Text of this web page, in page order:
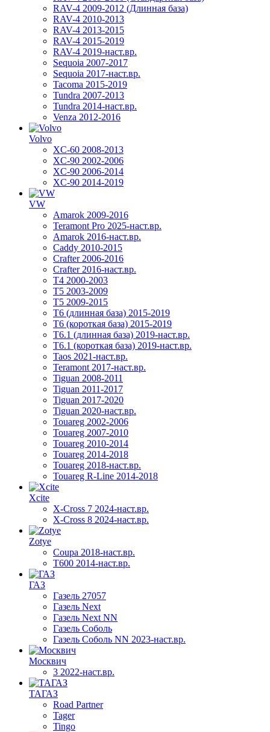
RAV-4 2009-2012 (Длинная база)
RAV-4 2010-2013
RAV-4 2013-2015
RAV-4 2015-2019
RAV-4 2019-наст.вр.
Sequoia 2007-2017
Sequoia 2017-наст.вр.
Tacoma 2015-2019
Tundra 2007-2013
Tundra 2014-наст.вр.
Venza 2012-2016
Volvo
XC-60 2008-2013
XC-90 2002-2006
XC-90 2006-2014
XC-90 2014-2019
VW
Amarok 2009-2016
Teramont Pro 2025-наст.вр.
Amarok 2016-наст.вр.
Caddy 2010-2015
Crafter 2006-2016
Crafter 2016-наст.вр.
T4 2000-2003
T5 2003-2009
T5 2009-2015
T6 (длинная база) 2015-2019
Т6 (короткая база) 2015-2019
T6.1 (длинная база) 2019-наст.вр.
T6.1 (короткая база) 2019-наст.вр.
Taos 2021-наст.вр.
Teramont 2017-наст.вр.
Tiguan 2008-2011
Tiguan 2011-2017
Tiguan 2017-2020
Tiguan 2020-наст.вр.
Touareg 2002-2006
Touareg 2007-2010
Touareg 2010-2014
Touareg 2014-2018
Touareg 2018-наст.вр.
Touareg R-Line 2014-2018
Xcite
X-Cross 7 2024-наст.вр.
X-Cross 8 2024-наст.вр.
Zotye
Coupa 2018-наст.вр.
T600 2014-наст.вр.
ГАЗ
Газель 27057
Газель Next
Газель Next NN
Газель Соболь
Газель Соболь NN 2023-наст.вр.
Москвич
3 2022-наст.вр.
ТАГАЗ
Road Partner
Tager
Tingo